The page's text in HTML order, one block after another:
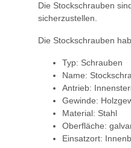
Die Stockschrauben
sicherzustellen.
Die Stockschrauben
Typ: Schrauben
Name:
Antrieb:
Gewinde:
Material: Stahl
Oberfläche:
Einsatzort: